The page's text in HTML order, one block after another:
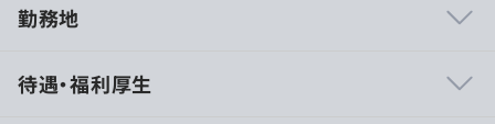
- AWSサーバーレスアーキテクチャ × モダンフロントエ
勤務地
待遇・福利厚生